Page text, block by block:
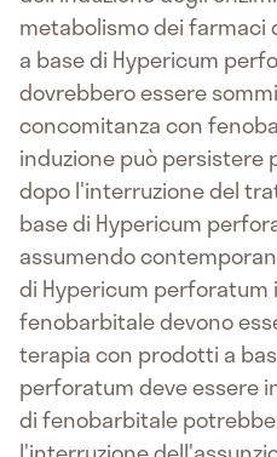
metabolismo dei farmaci
a base di Hypericum
dovrebbero essere
concomitanza con
induzione può persistere
dopo l'interruzione del
base di Hypericum
assumendo
di Hypericum perforatum
fenobarbitale devono
terapia con prodotti a
perforatum deve essere
di fenobarbitale